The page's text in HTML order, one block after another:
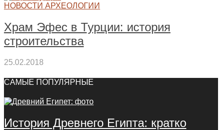
НОВОСТИ АРХЕОЛОГИИ
Храм Эфес в Турции: история
строительства
25.02.2018
САМЫЕ ПОПУЛЯРНЫЕ
История Древнего Египта: кратко